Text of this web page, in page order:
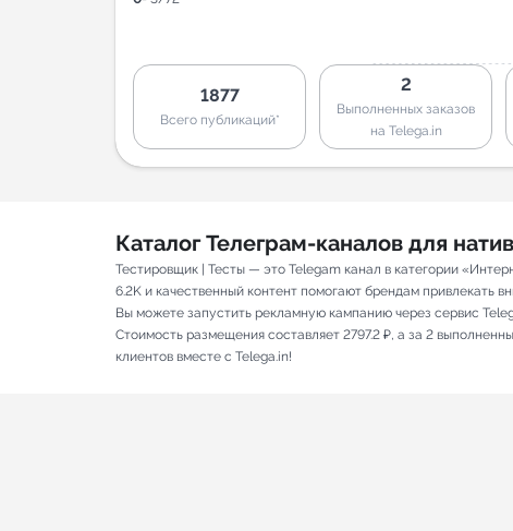
1877
Всего публикаций*
2
Выполненных заказов
на Telega.in
Каталог Телеграм-каналов для
Тестировщик | Тесты — это Telegam канал в категории
6.2K и качественный контент помогают брендам привлекать
Вы можете запустить рекламную кампанию через сервис
Стоимость размещения составляет 2797.2 ₽, а за 2
клиентов вместе с Telega.in!